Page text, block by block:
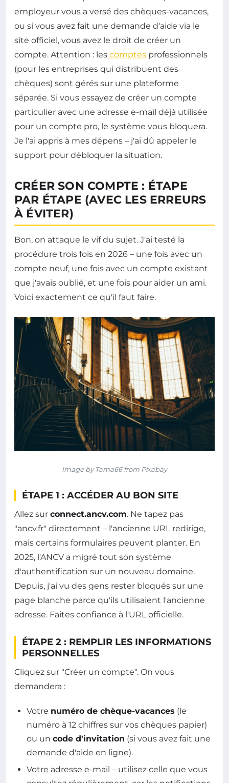
employeur vous a versé des chèques-vacances,
ou si vous avez fait une demande d'aide via le
site officiel, vous avez le droit de créer un
compte. Attention : les comptes professionnels
(pour les entreprises qui distribuent des
chèques) sont gérés sur une plateforme
séparée. Si vous essayez de créer un compte
particulier avec une adresse e-mail déjà utilisée
pour un compte pro, le système vous bloquera.
Je l'ai appris à mes dépens – j'ai dû appeler le
support pour débloquer la situation.
CRÉER SON COMPTE : ÉTAPE
PAR ÉTAPE (AVEC LES ERREURS
À ÉVITER)
Bon, on attaque le vif du sujet. J'ai testé la
procédure trois fois en 2026 – une fois avec un
compte neuf, une fois avec un compte existant
que j'avais oublié, et une fois pour aider un ami.
Voici exactement ce qu'il faut faire.
Image by Tama66 from Pixabay
ÉTAPE 1 : ACCÉDER AU BON SITE
Allez sur connect.ancv.com. Ne tapez pas
"ancv.fr" directement – l'ancienne URL redirige,
mais certains formulaires peuvent planter. En
2025, l'ANCV a migré tout son système
d'authentification sur un nouveau domaine.
Depuis, j'ai vu des gens rester bloqués sur une
page blanche parce qu'ils utilisaient l'ancienne
adresse. Faites confiance à l'URL officielle.
ÉTAPE 2 : REMPLIR LES INFORMATIONS
PERSONNELLES
Cliquez sur "Créer un compte". On vous
demandera :
Votre numéro de chèque-vacances (le
numéro à 12 chiffres sur vos chèques papier)
ou un code d'invitation (si vous avez fait une
demande d'aide en ligne).
Votre adresse e-mail – utilisez celle que vous